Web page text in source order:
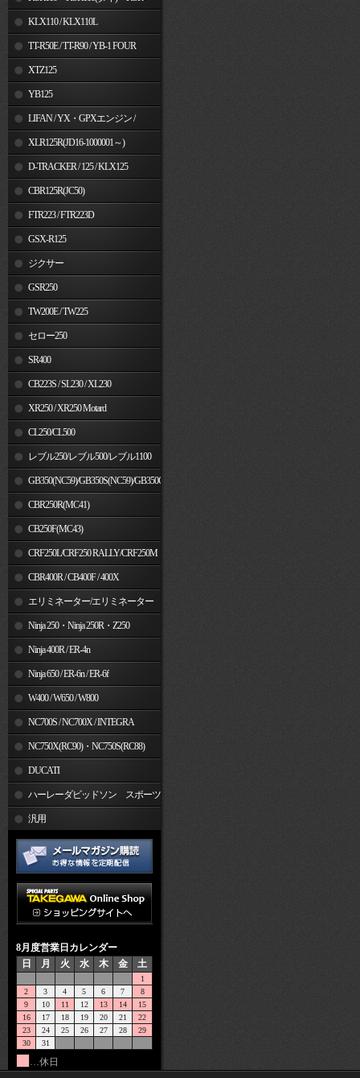
I/II・KSR PRO
KLX110 / KLX110L
TT-R50E / TT-R90 / YB-1 FOUR
XTZ125
YB125
LIFAN / YX・GPXエンジン /
JinchengXLR125R(JD16-1000001～)
D-TRACKER / 125 / KLX125
CBR125R(JC50)
FTR223 / FTR223D
GSX-R125
ジクサー
GSR250
TW200E / TW225
セロー250
SR400
CB223S / SL230 / XL230
XR250 / XR250 Motard
CL250/CL500
レブル250/レブル500/レブル1100
GB350(NC59)/GB350S(NC59)/GB350C(NC64)
CBR250R(MC41)
CB250F(MC43)
CRF250L/CRF250 RALLY/CRF250M
CBR400R / CB400F / 400X
エリミネーター/エリミネーター
SE Ninja 250・Ninja 250R・Z250
Ninja 400R / ER-4n
Ninja 650 / ER-6n / ER-6f
W400 / W650 / W800
NC700S / NC700X / INTEGRA
NC750X(RC90)・NC750S(RC88)
DUCATI
ハーレーダビッドソン スポーツ
スター汎用
8月度営業日カレンダー
日
月 火 水 木 金 土
1
2
3 4 5 6 7
8
9
10 11 12 13 14
15
16
17 18 19 20 21
22
23
24 25 26 27 28
29
30
31
…休日